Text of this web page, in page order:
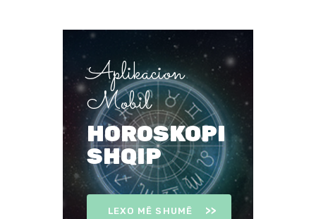
Aplikacion
Mobil
HOROSKOPI
SHQIP
LEXO MË SHUMË